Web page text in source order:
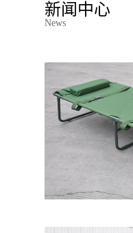
新闻中心
News